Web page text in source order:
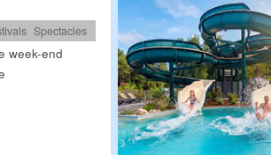
,Spectacles
week-end